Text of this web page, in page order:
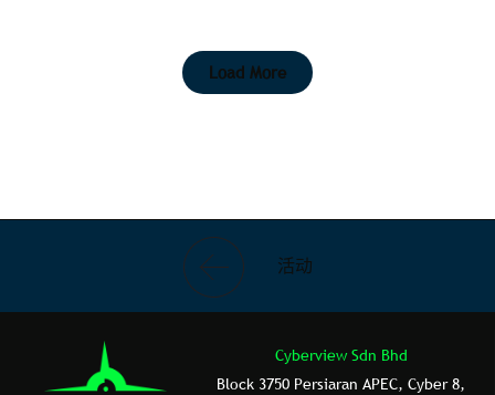
Load More
活动
Cyberview Sdn Bhd
Block 3750 Persiaran APEC, Cyber 8,